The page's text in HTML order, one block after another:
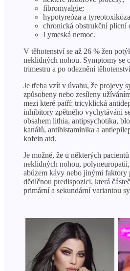
fibromyalgie;
hypotyreóza a
chronická obstrukční plicní
Lymeská nemoc.
V těhotenství se až 26 % žen
neklidných nohou. Symptomy se
trimestru a po odeznění
Je třeba vzít v úvahu, že projevy
způsobeny nebo zesíleny
mezi které patří: tricyklická
inhibitory zpětného vychytávání
obsahem lithia, antipsychotika,
kanálů, antihistaminika a
kofein atd.
Je možné, že u některých
neklidných nohou, polyneuropatií,
abúzem kávy nebo jinými faktory
dědičnou predispozici, která
primární a sekundární variantou